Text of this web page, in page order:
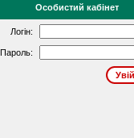
Особистий кабінет
Логін:
Пароль: